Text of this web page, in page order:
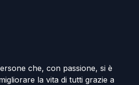
che, con passione, si è
la vita di tutti grazie a